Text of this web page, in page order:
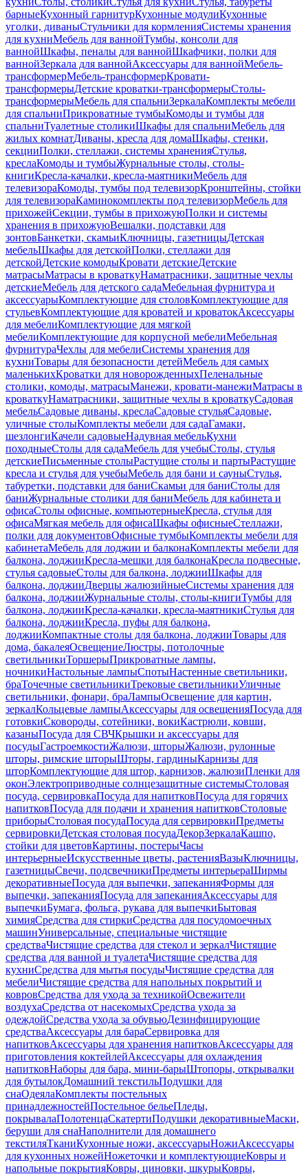
барныеКухонный гарнитурКухонные модулиКухонные
уголки, диваныСтульчики для кормленияСистемы хранения
для кухниМебель для ваннойТумбы, консоли для
ваннойШкафы, пеналы для ваннойШкафчики, полки для
ваннойЗеркала для ваннойАксессуары для ваннойМебель-
трансформерМебель-трансформерКровати-
трансформерыДетские кроватки-трансформерыСтолы-
трансформерыМебель для спальниЗеркалаКомплекты мебели
для спальниПрикроватные тумбыКомоды и тумбы для
спальниТуалетные столикиШкафы для спальниМебель для
жилых комнатДиваны, кресла для домаШкафы, стенки,
секцииПолки, стеллажи, системы храненияСтулья,
креслаКомоды и тумбыЖурнальные столы, столы-
книгиКресла-качалки, кресла-маятникиМебель для
телевизораКомоды, тумбы под телевизорКронштейны, стойки
для телевизораКаминокомплекты под телевизорМебель для
прихожейСекции, тумбы в прихожуюПолки и системы
хранения в прихожуюВешалки, подставки для
зонтовБанкетки, скамьиКлючницы, газетницыДетская
мебельШкафы для детскойПолки, стеллажи для
детскойДетские комодыКровати детскиеДетские
матрасыМатрасы в кроваткуНаматрасники, защитные чехлы
детскиеМебель для детского садаМебельная фурнитура и
аксессуарыКомплектующие для столовКомплектующие для
стульевКомплектующие для кроватей и кроватокАксессуары
для мебелиКомплектующие для мягкой
мебелиКомплектующие для корпусной мебелиМебельная
фурнитураЧехлы для мебелиСистемы хранения для
кухниТовары для безопасности детейМебель для самых
маленькихКроватки для новорожденныхПеленальные
столики, комоды, матрасыМанежи, кровати-манежиМатрасы в
кроваткуНаматрасники, защитные чехлы в кроваткуСадовая
мебельСадовые диваны, креслаСадовые стульяСадовые,
уличные столыКомплекты мебели для садаГамаки,
шезлонгиКачели садовыеНадувная мебельКухни
походныеСтолы для садаМебель для учебыСтолы, стулья
детскиеПисьменные столыРастущие столы и партыРастущие
кресла и стулья для учебыМебель для бани и сауныСтулья,
табуретки, подставки для баниСкамьи для баниСтолы для
баниЖурнальные столики для баниМебель для кабинета и
офисаСтолы офисные, компьютерныеКресла, стулья для
офисаМягкая мебель для офисаШкафы офисныеСтеллажи,
полки для документовОфисные тумбыКомплекты мебели для
кабинетаМебель для лоджии и балконаКомплекты мебели для
балкона, лоджииКресла-мешки для балконаКресла подвесные,
стулья садовыеСтолы для балкона, лоджииШкафы для
балкона, лоджииДверцы жалюзийныеСистемы хранения для
балкона, лоджииЖурнальные столы, столы-книгиТумбы для
балкона, лоджииКресла-качалки, кресла-маятникиСтулья для
балкона, лоджииКресла, пуфы для балкона,
лоджииКомпактные столы для балкона, лоджииТовары для
дома, бакалеяОсвещениеЛюстры, потолочные
светильникиТоршерыПрикроватные лампы,
ночникиНастольные лампыСпотыНастенные светильники,
браТочечные светильникиТрековые светильникиУличные
светильники, фонари, браЛампыОсвещение для картин,
зеркалКольцевые лампыАксессуары для освещенияПосуда для
готовкиСковороды, сотейники, вокиКастрюли, ковши,
казаныПосуда для СВЧКрышки и аксессуары для
посудыГастроемкостиЖалюзи, шторыЖалюзи, рулонные
шторы, римские шторыШторы, гардиныКарнизы для
шторКомплектующие для штор, карнизов, жалюзиПленки для
оконЭлектроприводные солнцезащитные системыСтоловая
посуда, сервировкаПосуда для напитковПосуда для горячих
напитковПосуда для подачи и хранения напитковСтоловые
приборыСтоловая посудаПосуда для сервировкиПредметы
сервировкиДетская столовая посудаДекорЗеркалаКашпо,
стойки для цветовКартины, постерыЧасы
интерьерныеИскусственные цветы, растенияВазыКлючницы,
газетницыСвечи, подсвечникиПредметы интерьераШирмы
декоративныеПосуда для выпечки, запеканияФормы для
выпечки, запеканияПосуда для запеканияАксессуары для
выпечкиБумага, фольга, рукава для выпечкиБытовая
химияСредства для стиркиСредства для посудомоечных
машинУниверсальные, специальные чистящие
средстваЧистящие средства для стекол и зеркалЧистящие
средства для ванной и туалетаЧистящие средства для
кухниСредства для мытья посудыЧистящие средства для
мебелиЧистящие средства для напольных покрытий и
ковровСредства для ухода за техникойОсвежители
воздухаСредства от насекомыхСредства ухода за
одеждойСредства ухода за обувьюДезинфицирующие
средстваАксессуары для бараСервировка для
напитковАксессуары для хранения напитковАксессуары для
приготовления коктейлейАксессуары для охлаждения
напитковНаборы для бара, мини-барыШтопоры, открывалки
для бутылокДомашний текстильПодушки для
снаОдеялаКомплекты постельных
принадлежностейПостельное бельеПледы,
покрывалаПолотенцаСкатертиПодушки декоративныеМаски,
беруши для снаНаполнители для домашнего
текстиляТканиКухонные ножи, аксессуарыНожиАксессуары
для кухонных ножейНожеточки и комплектующиеКовры и
напольные покрытияКовры, циновки, шкурыКовры,